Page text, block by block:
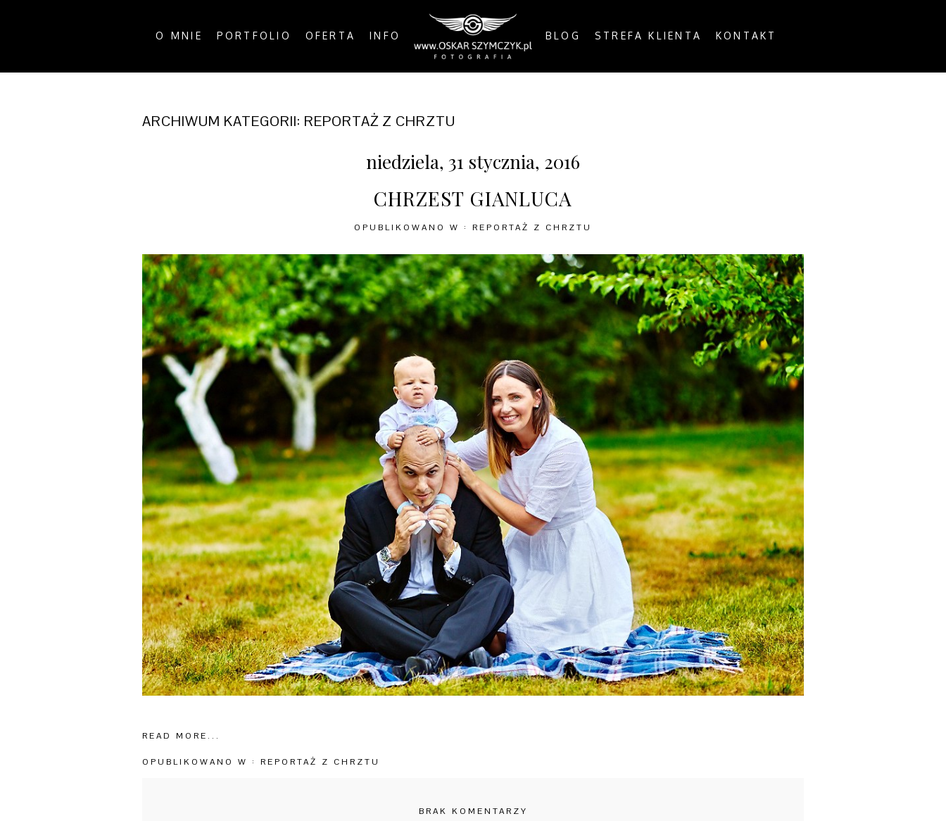
O MNIE PORTFOLIO OFERTA INFO BLOG STREFA KLIENTA KONTAKT
ARCHIWUM KATEGORII: REPORTAŻ Z CHRZTU
niedziela, 31 stycznia, 2016
CHRZEST GIANLUCA
OPUBLIKOWANO W : REPORTAŻ Z CHRZTU
READ MORE...
OPUBLIKOWANO W : REPORTAŻ Z CHRZTU
BRAK KOMENTARZY